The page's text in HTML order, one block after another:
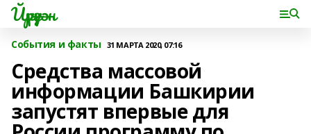
Йүрүҙән
События и факты 31 МАРТА 2020, 07:16
Средства массовой
информации Башкирии
запустят впервые для